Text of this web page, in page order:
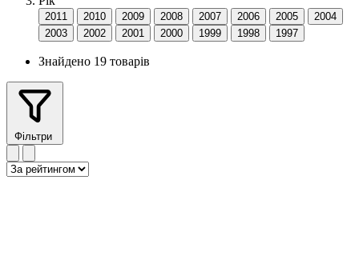
2011 2010 2009 2008 2007 2006 2005
2004
2003
2002 2001 2000 1999 1998 1997
Знайдено 19 товарів
Фільтри